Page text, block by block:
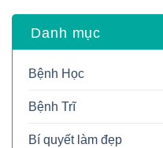
Danh mục
Bệnh Học
Bệnh Trĩ
Bí quyết làm đẹp